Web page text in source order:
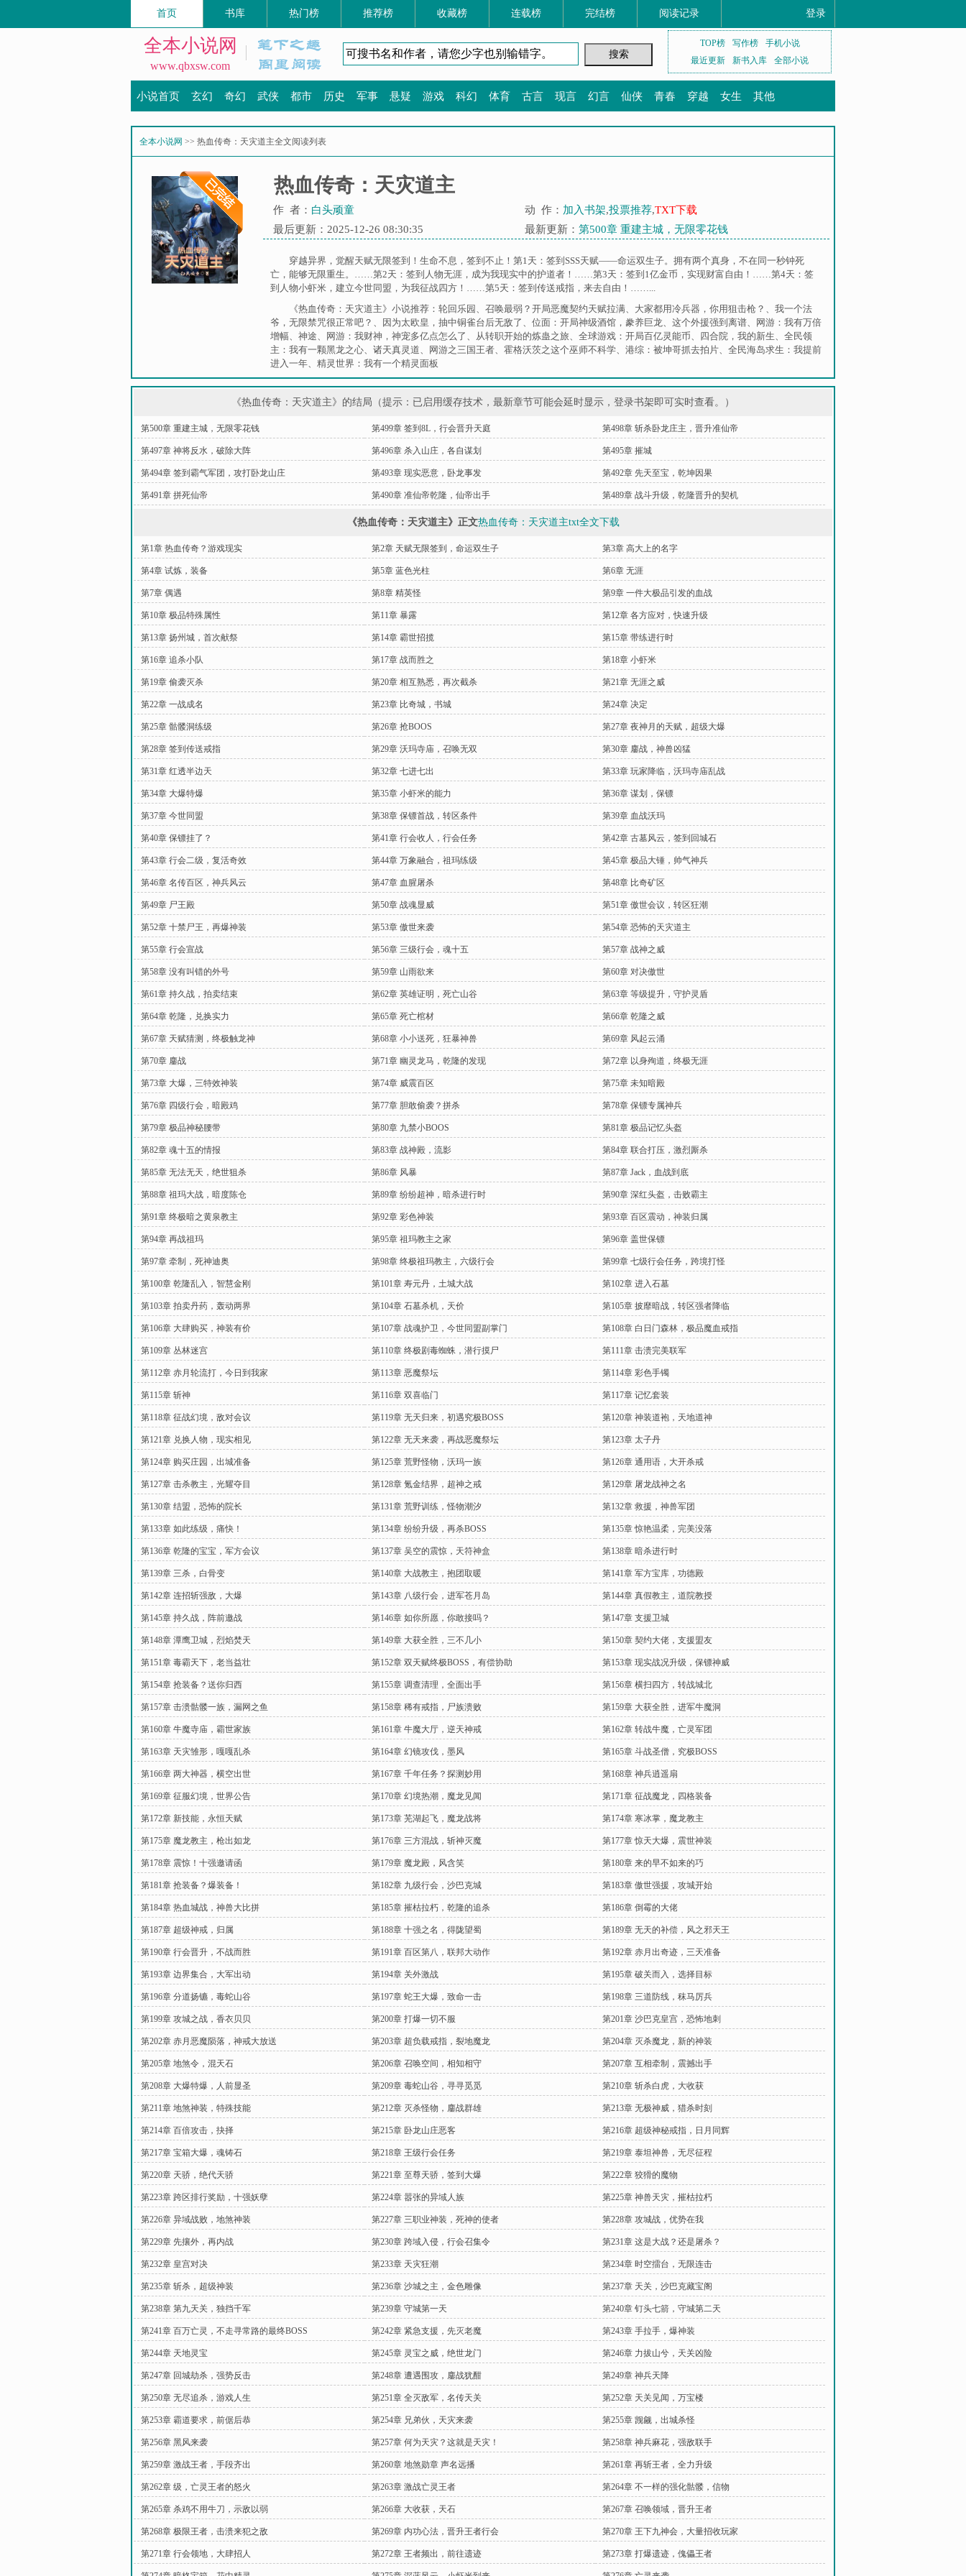
首页 书库 热门榜 推荐榜 收藏榜 连载榜 完结榜 阅读记录 登录
全本小说网
www.qbxsw.com
TOP榜 写作榜
手机小说
最近更新
新书入库 全部小说
小说首页 玄幻 奇幻 武侠 都市 历史 军事 悬疑 游戏 科幻 体育 古言 现言 幻言 仙侠 青春 穿越 女生 其他
全本小说网 >> 热血传奇：天灾道主全文阅读列表
热血传奇：天灾道主
作 者： 白头顽童 动 作： 加入书架,投票推荐,TXT下载
最后更新：2025-12-26 08:30:35
最新更新： 第500章 重建主城，无限零花钱
穿越异界，觉醒天赋无限签到！生命不息，签到不止！第1天：签到SSS天赋——命运双生子。拥有两个真身，不在同一秒钟死
亡，能够无限重生。……第2天：签到人物无涯，成为我现实中的护道者！……第3天：签到1亿金币，实现财富自由！……第4天：签
到人物小虾米，建立今世同盟，为我征战四方！……第5天：签到传送戒指，来去自由！……...
《热血传奇：天灾道主》小说推荐： 轮回乐园 、 召唤最弱？开局恶魔契约天赋拉满、 大家都用冷兵器，你用狙击枪？ 、 我一个法
爷，无限禁咒很正常吧？ 、 因为太欧皇，抽中铜雀台后无敌了 、 位面：开局神级酒馆，豢养巨龙、 这个外援强到离谱、
网游：我有万倍
增幅、 神途、 网游：我财神，神宠多亿点怎么了 、 从转职开始的炼蛊之旅、 全球游戏：开局百亿灵能币、 四合院，我的新生、 全民领
主：我有一颗黑龙之心、 诸天真灵道、 网游之三国王者、 霍格沃茨之这个巫师不科学、 港综：被坤哥抓去拍片、 全民海岛求生：我提前
进入一年、 精灵世界：我有一个精灵面板
《热血传奇：天灾道主》的结局（提示：已启用缓存技术，最新章节可能会延时显示，登录书架即可实时查看。）
第500章 重建主城，无限零花钱 第499章 签到8L，行会晋升天庭 第498章 斩杀卧龙庄主，晋升准仙帝
第497章 神将反水，破除大阵 第496章 杀入山庄，各自谋划 第495章 摧城
第494章 签到霸气军团，攻打卧龙山庄 第493章 现实恶意，卧龙事发 第492章 先天至宝，乾坤因果
第491章 拼死仙帝 第490章 准仙帝乾隆，仙帝出手 第489章 战斗升级，乾隆晋升的契机
《热血传奇：天灾道主》正文热血传奇：天灾道主txt全文下载
第1章 热血传奇？游戏现实 第2章 天赋无限签到，命运双生子 第3章 高大上的名字
第4章 试炼，装备 第5章 蓝色光柱 第6章 无涯
第7章 偶遇 第8章 精英怪 第9章 一件大极品引发的血战
第10章 极品特殊属性 第11章 暴露 第12章 各方应对，快速升级
第13章 扬州城，首次献祭 第14章 霸世招揽 第15章 带练进行时
第16章 追杀小队 第17章 战而胜之 第18章 小虾米
第19章 偷袭灭杀 第20章 相互熟悉，再次截杀 第21章 无涯之威
第22章 一战成名 第23章 比奇城，书城 第24章 决定
第25章 骷髅洞练级 第26章 抢BOOS 第27章 夜神月的天赋，超级大爆
第28章 签到传送戒指 第29章 沃玛寺庙，召唤无双 第30章 鏖战，神兽凶猛
第31章 红透半边天 第32章 七进七出 第33章 玩家降临，沃玛寺庙乱战
第34章 大爆特爆 第35章 小虾米的能力 第36章 谋划，保镖
第37章 今世同盟 第38章 保镖首战，转区条件 第39章 血战沃玛
第40章 保镖挂了？ 第41章 行会收人，行会任务 第42章 古墓风云，签到回城石
第43章 行会二级，复活奇效 第44章 万象融合，祖玛练级 第45章 极品大锤，帅气神兵
第46章 名传百区，神兵风云 第47章 血腥屠杀 第48章 比奇矿区
第49章 尸王殿 第50章 战魂显威 第51章 傲世会议，转区狂潮
第52章 十禁尸王，再爆神装 第53章 傲世来袭 第54章 恐怖的天灾道主
第55章 行会宣战 第56章 三级行会，魂十五 第57章 战神之威
第58章 没有叫错的外号 第59章 山雨欲来 第60章 对决傲世
第61章 持久战，拍卖结束 第62章 英雄证明，死亡山谷 第63章 等级提升，守护灵盾
第64章 乾隆，兑换实力 第65章 死亡棺材 第66章 乾隆之威
第67章 天赋猜测，终极触龙神 第68章 小小送死，狂暴神兽 第69章 风起云涌
第70章 鏖战 第71章 幽灵龙马，乾隆的发现 第72章 以身殉道，终极无涯
第73章 大爆，三特效神装 第74章 威震百区 第75章 未知暗殿
第76章 四级行会，暗殿鸡 第77章 胆敢偷袭？拼杀 第78章 保镖专属神兵
第79章 极品神秘腰带 第80章 九禁小BOOS 第81章 极品记忆头盔
第82章 魂十五的情报 第83章 战神殿，流影 第84章 联合打压，激烈厮杀
第85章 无法无天，绝世狙杀 第86章 风暴 第87章 Jack，血战到底
第88章 祖玛大战，暗度陈仓 第89章 纷纷超神，暗杀进行时 第90章 深红头盔，击败霸主
第91章 终极暗之黄泉教主 第92章 彩色神装 第93章 百区震动，神装归属
第94章 再战祖玛 第95章 祖玛教主之家 第96章 盖世保镖
第97章 牵制，死神迪奥 第98章 终极祖玛教主，六级行会 第99章 七级行会任务，跨境打怪
第100章 乾隆乱入，智慧金刚 第101章 寿元丹，土城大战 第102章 进入石墓
第103章 拍卖丹药，轰动两界 第104章 石墓杀机，天价 第105章 披靡暗战，转区强者降临
第106章 大肆购买，神装有价 第107章 战魂护卫，今世同盟副掌门 第108章 白日门森林，极品魔血戒指
第109章 丛林迷宫 第110章 终极剧毒蜘蛛，潜行摸尸 第111章 击溃完美联军
第112章 赤月轮流打，今日到我家 第113章 恶魔祭坛 第114章 彩色手镯
第115章 斩神 第116章 双喜临门 第117章 记忆套装
第118章 征战幻境，敌对会议 第119章 无天归来，初遇究极BOSS 第120章 神装道袍，天地道神
第121章 兑换人物，现实相见 第122章 无天来袭，再战恶魔祭坛 第123章 太子丹
第124章 购买庄园，出城准备 第125章 荒野怪物，沃玛一族 第126章 通用语，大开杀戒
第127章 击杀教主，光耀夺目 第128章 氪金结界，超神之戒 第129章 屠龙战神之名
第130章 结盟，恐怖的院长 第131章 荒野训练，怪物潮汐 第132章 救援，神兽军团
第133章 如此练级，痛快！ 第134章 纷纷升级，再杀BOSS 第135章 惊艳温柔，完美没落
第136章 乾隆的宝宝，军方会议 第137章 吴空的震惊，天符神盒 第138章 暗杀进行时
第139章 三杀，白骨变 第140章 大战教主，抱团取暖 第141章 军方宝库，功德殿
第142章 连招斩强敌，大爆 第143章 八级行会，进军苍月岛 第144章 真假教主，道院教授
第145章 持久战，阵前邀战 第146章 如你所愿，你敢接吗？ 第147章 支援卫城
第148章 潭鹰卫城，烈焰焚天 第149章 大获全胜，三不几小 第150章 契约大佬，支援盟友
第151章 毒霸天下，老当益壮 第152章 双天赋终极BOSS，有偿协助 第153章 现实战况升级，保镖神威
第154章 抢装备？送你归西 第155章 调查清理，全面出手 第156章 横扫四方，转战城北
第157章 击溃骷髅一族，漏网之鱼 第158章 稀有戒指，尸族溃败 第159章 大获全胜，进军牛魔洞
第160章 牛魔寺庙，霸世家族 第161章 牛魔大厅，逆天神戒 第162章 转战牛魔，亡灵军团
第163章 天灾雏形，嘎嘎乱杀 第164章 幻镜攻伐，墨风 第165章 斗战圣僧，究极BOSS
第166章 两大神器，横空出世 第167章 千年任务？探测妙用 第168章 神兵逍遥扇
第169章 征服幻境，世界公告 第170章 幻境热潮，魔龙见闻 第171章 征战魔龙，四格装备
第172章 新技能，永恒天赋 第173章 芜湖起飞，魔龙战将 第174章 寒冰掌，魔龙教主
第175章 魔龙教主，枪出如龙 第176章 三方混战，斩神灭魔 第177章 惊天大爆，震世神装
第178章 震惊！十强邀请函 第179章 魔龙殿，风含笑 第180章 来的早不如来的巧
第181章 抢装备？爆装备！ 第182章 九级行会，沙巴克城 第183章 傲世强援，攻城开始
第184章 热血城战，神兽大比拼 第185章 摧枯拉朽，乾隆的追杀 第186章 倒霉的大佬
第187章 超级神戒，归属 第188章 十强之名，得陇望蜀 第189章 无天的补偿，风之邪天王
第190章 行会晋升，不战而胜 第191章 百区第八，联邦大动作 第192章 赤月出奇迹，三天准备
第193章 边界集合，大军出动 第194章 关外激战 第195章 破关而入，选择目标
第196章 分道扬镳，毒蛇山谷 第197章 蛇王大爆，致命一击 第198章 三道防线，秣马厉兵
第199章 攻城之战，香衣贝贝 第200章 打爆一切不服 第201章 沙巴克皇宫，恐怖地刺
第202章 赤月恶魔陨落，神戒大放送 第203章 超负载戒指，裂地魔龙 第204章 灭杀魔龙，新的神装
第205章 地煞令，混天石 第206章 召唤空间，相知相守 第207章 互相牵制，震撼出手
第208章 大爆特爆，人前显圣 第209章 毒蛇山谷，寻寻觅觅 第210章 斩杀白虎，大收获
第211章 地煞神装，特殊技能 第212章 灭杀怪物，鏖战群雄 第213章 无极神威，猎杀时刻
第214章 百倍攻击，抉择 第215章 卧龙山庄恶客 第216章 超级神秘戒指，日月同辉
第217章 宝箱大爆，魂铸石 第218章 王级行会任务 第219章 泰坦神兽，无尽征程
第220章 天骄，绝代天骄 第221章 至尊天骄，签到大爆 第222章 狡猾的魔物
第223章 跨区排行奖励，十强妖孽 第224章 嚣张的异域人族 第225章 神兽天灾，摧枯拉朽
第226章 异域战败，地煞神装 第227章 三职业神装，死神的使者 第228章 攻城战，优势在我
第229章 先攘外，再内战 第230章 跨域入侵，行会召集令 第231章 这是大战？还是屠杀？
第232章 皇宫对决 第233章 天灾狂潮 第234章 时空擂台，无限连击
第235章 斩杀，超级神装 第236章 沙城之主，金色雕像 第237章 天关，沙巴克藏宝阁
第238章 第九天关，独挡千军 第239章 守城第一天 第240章 钉头七箭，守城第二天
第241章 百万亡灵，不走寻常路的最终BOSS 第242章 紧急支援，先灭老魔 第243章 手拉手，爆神装
第244章 天地灵宝 第245章 灵宝之威，绝世龙门 第246章 力拔山兮，天关凶险
第247章 回城劫杀，强势反击 第248章 遭遇围攻，鏖战犹酣 第249章 神兵天降
第250章 无尽追杀，游戏人生 第251章 全灭敌军，名传天关 第252章 天关见闻，万宝楼
第253章 霸道要求，前倨后恭 第254章 兄弟伙，天灾来袭 第255章 觊觎，出城杀怪
第256章 黑风来袭 第257章 何为天灾？这就是天灾！ 第258章 神兵麻花，强敌联手
第259章 激战王者，手段齐出 第260章 地煞勋章 声名远播 第261章 再斩王者，全力升级
第262章 级，亡灵王者的怒火 第263章 激战亡灵王者 第264章 不一样的强化骷髅，信物
第265章 杀鸡不用牛刀，示敌以弱 第266章 大收获，天石 第267章 召唤领域，晋升王者
第268章 极限王者，击溃来犯之敌 第269章 内功心法，晋升王者行会 第270章 王下九神会，大量招收玩家
第271章 行会领地，大肆招人 第272章 王者频出，前往遗迹 第273章 打爆遗迹，傀儡王者